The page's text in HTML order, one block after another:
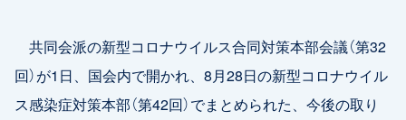
共同会派の新型コロナウイルス合同対策本部会議（第32
回）が1日、国会内で開かれ、8月28日の新型コロナウイル
ス感染症対策本部（第42回）でまとめられた、今後の取り